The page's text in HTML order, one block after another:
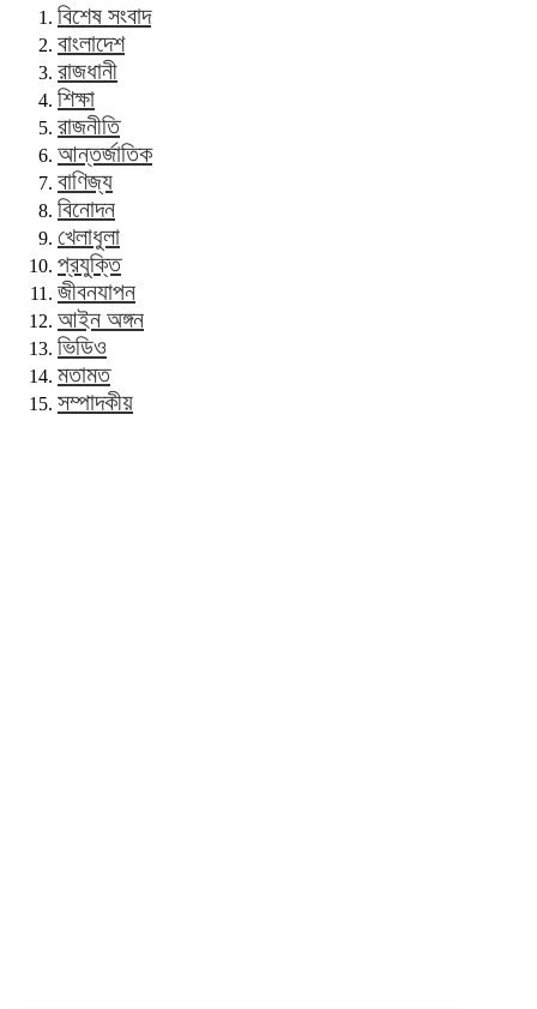
বিশেষ সংবাদ
বাংলাদেশ
রাজধানী
শিক্ষা
রাজনীতি
আন্তর্জাতিক
বাণিজ্য
বিনোদন
খেলাধুলা
প্রযুক্তি
জীবনযাপন
আইন অঙ্গন
ভিডিও
মতামত
সম্পাদকীয়